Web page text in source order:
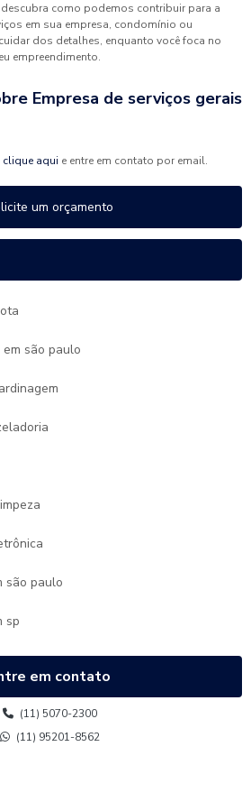
como podemos contribuir para a
em sua empresa, condomínio ou
dos detalhes, enquanto você foca no
empreendimento.
Empresa de serviços gerais
clique aqui e entre em contato por email.
um orçamento
são paulo
são paulo
sp
condomínio
em contato
(11) 5070-2300
(11) 95201-8562